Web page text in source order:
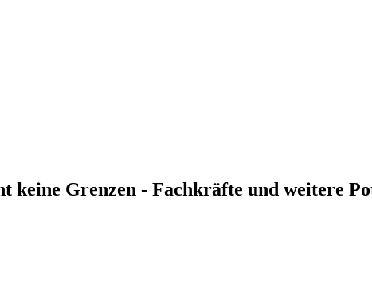
keine Grenzen - Fachkräfte und weitere